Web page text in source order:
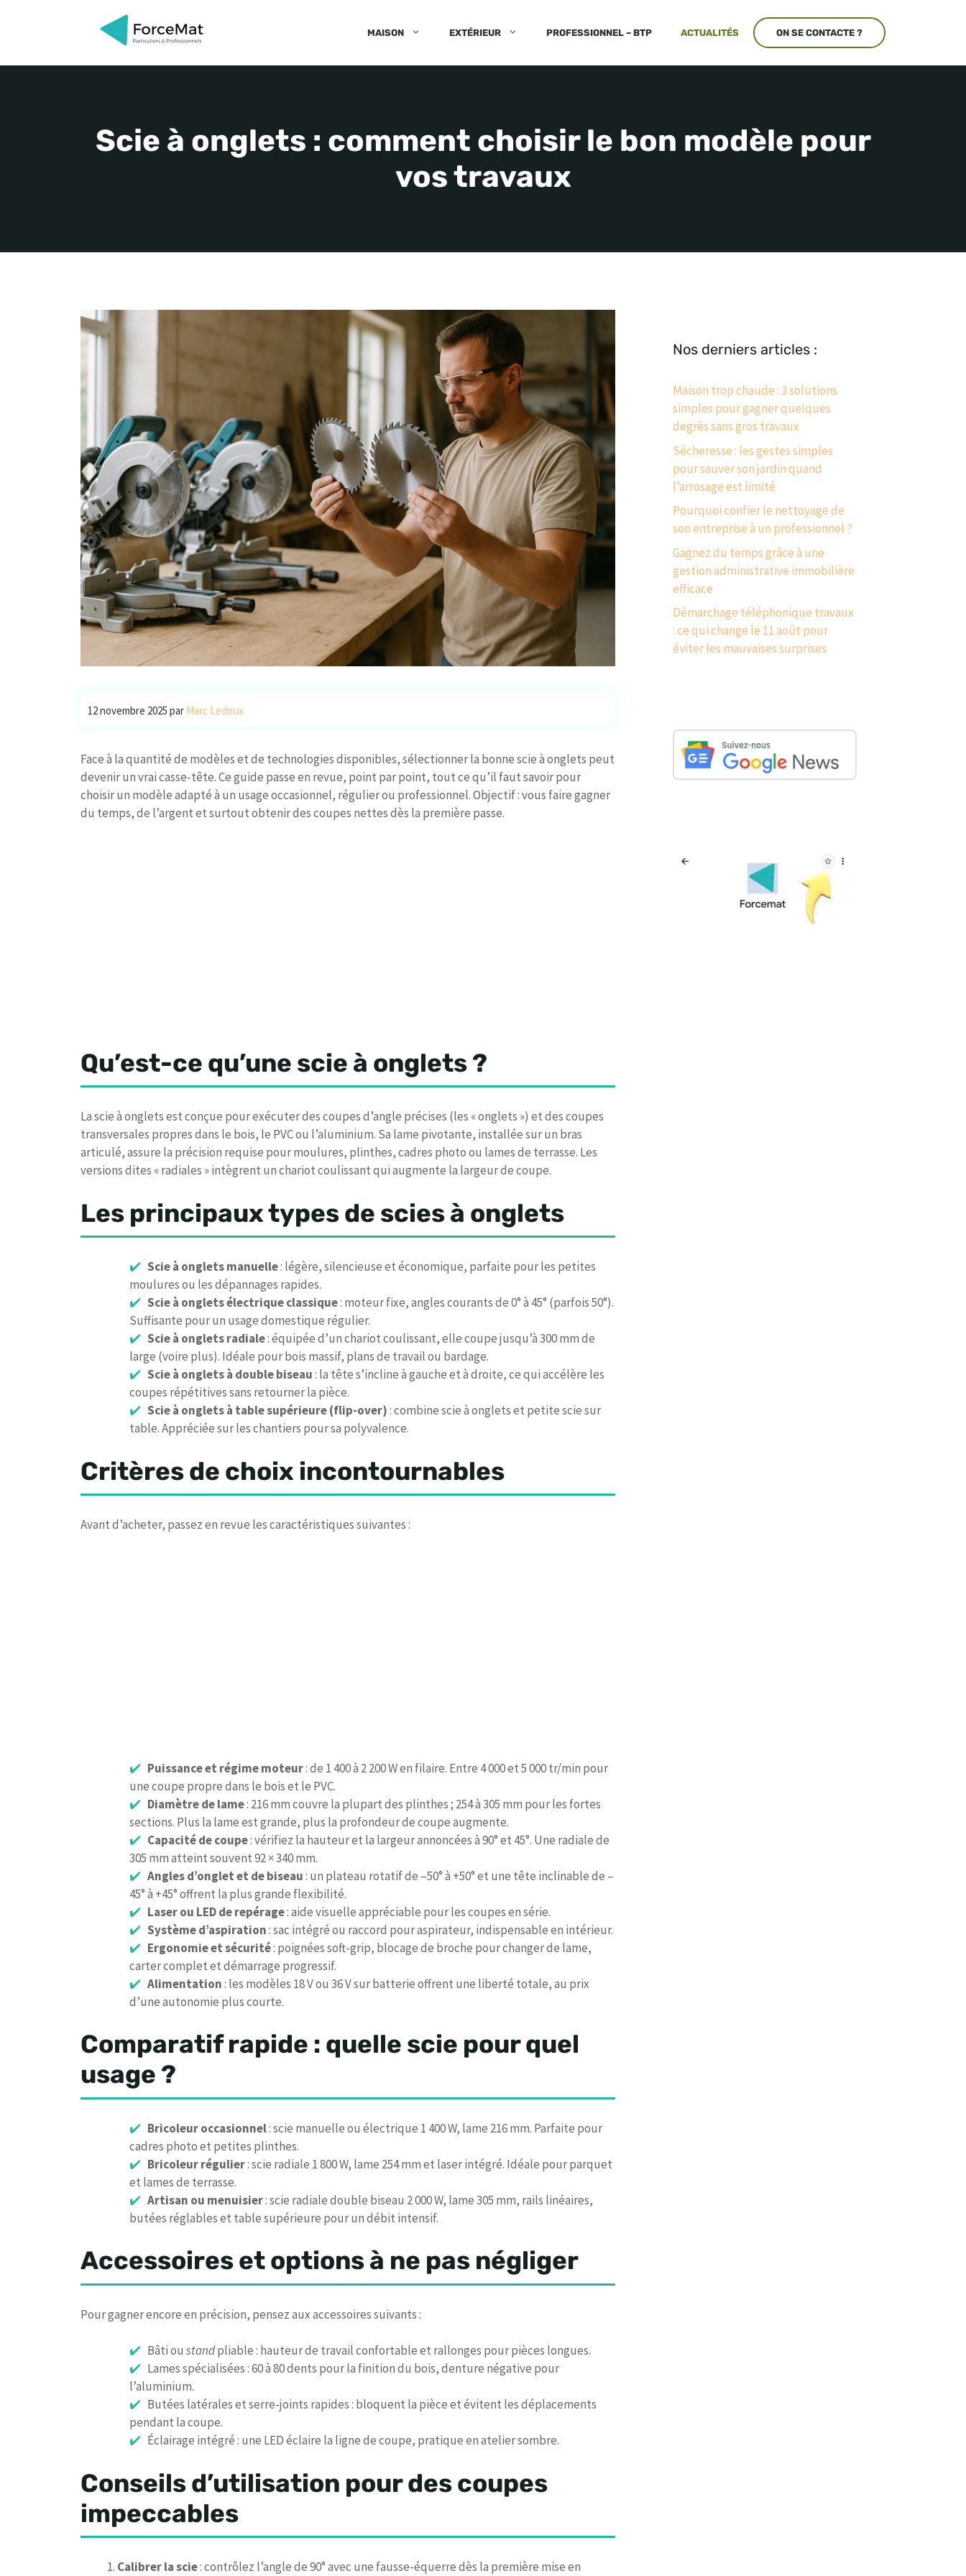
MAISON EXTÉRIEUR PROFESSIONNEL – BTP ACTUALITÉS ON SE CONTACTE ?
Scie à onglets : comment choisir le bon modèle pour
vos travaux
12 novembre 2025 par Marc Ledoux
Face à la quantité de modèles et de technologies disponibles, sélectionner la bonne scie à onglets peut
devenir un vrai casse-tête. Ce guide passe en revue, point par point, tout ce qu’il faut savoir pour
choisir un modèle adapté à un usage occasionnel, régulier ou professionnel. Objectif : vous faire gagner
du temps, de l’argent et surtout obtenir des coupes nettes dès la première passe.
Qu’est-ce qu’une scie à onglets ?
La scie à onglets est conçue pour exécuter des coupes d’angle précises (les « onglets ») et des coupes
transversales propres dans le bois, le PVC ou l’aluminium. Sa lame pivotante, installée sur un bras
articulé, assure la précision requise pour moulures, plinthes, cadres photo ou lames de terrasse. Les
versions dites « radiales » intègrent un chariot coulissant qui augmente la largeur de coupe.
Les principaux types de scies à onglets
Scie à onglets manuelle: légère, silencieuse et économique, parfaite pour les petites
moulures ou les dépannages rapides.
Scie à onglets électrique classique: moteur fixe, angles courants de 0° à 45° (parfois 50°).
Suffisante pour un usage domestique régulier.
Scie à onglets radiale: équipée d’un chariot coulissant, elle coupe jusqu’à 300 mm de
large (voire plus). Idéale pour bois massif, plans de travail ou bardage.
Scie à onglets à double biseau: la tête s’incline à gauche et à droite, ce qui accélère les
coupes répétitives sans retourner la pièce.
Scie à onglets à table supérieure (flip-over): combine scie à onglets et petite scie sur
table. Appréciée sur les chantiers pour sa polyvalence.
Critères de choix incontournables
Avant d’acheter, passez en revue les caractéristiques suivantes :
Puissance et régime moteur: de 1 400 à 2 200 W en filaire. Entre 4 000 et 5 000 tr/min pour
une coupe propre dans le bois et le PVC.
Diamètre de lame: 216 mm couvre la plupart des plinthes ; 254 à 305 mm pour les fortes
sections. Plus la lame est grande, plus la profondeur de coupe augmente.
Capacité de coupe: vérifiez la hauteur et la largeur annoncées à 90° et 45°. Une radiale de
305 mm atteint souvent 92 × 340 mm.
Angles d’onglet et de biseau: un plateau rotatif de –50° à +50° et une tête inclinable de –
45° à +45° offrent la plus grande flexibilité.
Laser ou LED de repérage: aide visuelle appréciable pour les coupes en série.
Système d’aspiration: sac intégré ou raccord pour aspirateur, indispensable en intérieur.
Ergonomie et sécurité: poignées soft-grip, blocage de broche pour changer de lame,
carter complet et démarrage progressif.
Alimentation: les modèles 18 V ou 36 V sur batterie offrent une liberté totale, au prix
d’une autonomie plus courte.
Comparatif rapide : quelle scie pour quel
usage ?
Bricoleur occasionnel: scie manuelle ou électrique 1 400 W, lame 216 mm. Parfaite pour
cadres photo et petites plinthes.
Bricoleur régulier: scie radiale 1 800 W, lame 254 mm et laser intégré. Idéale pour parquet
et lames de terrasse.
Artisan ou menuisier: scie radiale double biseau 2 000 W, lame 305 mm, rails linéaires,
butées réglables et table supérieure pour un débit intensif.
Accessoires et options à ne pas négliger
Pour gagner encore en précision, pensez aux accessoires suivants :
Bâti ou standpliable : hauteur de travail confortable et rallonges pour pièces longues.
Lames spécialisées : 60 à 80 dents pour la finition du bois, denture négative pour
l’aluminium.
Butées latérales et serre-joints rapides : bloquent la pièce et évitent les déplacements
pendant la coupe.
Éclairage intégré : une LED éclaire la ligne de coupe, pratique en atelier sombre.
Conseils d’utilisation pour des coupes
impeccables
Calibrer la scie: contrôlez l’angle de 90° avec une fausse-équerre dès la première mise en
Nos derniers articles :
Maison trop chaude : 3 solutions
simples pour gagner quelques
degrés sans gros travaux
Sécheresse : les gestes simples
pour sauver son jardin quand
l’arrosage est limité
Pourquoi confier le nettoyage de
son entreprise à un professionnel ?
Gagnez du temps grâce à une
gestion administrative immobilière
efficace
Démarchage téléphonique travaux
: ce qui change le 11 août pour
éviter les mauvaises surprises